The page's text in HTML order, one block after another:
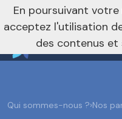
Je m’abonne à la
nivo_2026: 1
Qui sommes-nous ?›Nos
En poursuivant
acceptez l'utilisation
des contenus et